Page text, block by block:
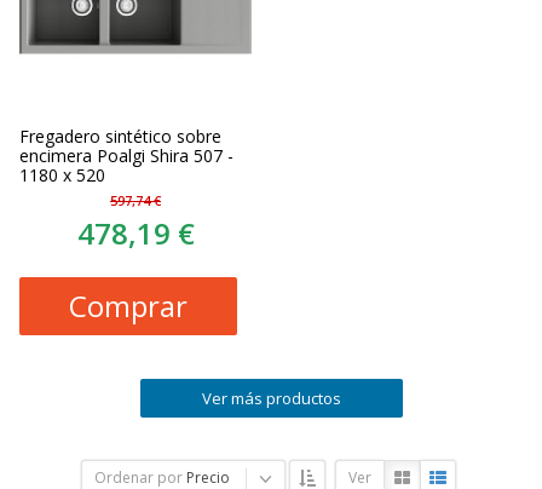
Fregadero sintético sobre
encimera Poalgi Shira 507 -
1180 x 520
597,74 €
478,19 €
Comprar
Ver más productos
Ordenar por Precio Ver